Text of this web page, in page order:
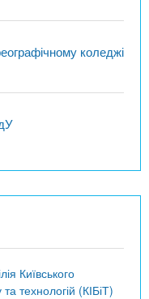
коледжі
Київського
та технологій (КІБіТ)